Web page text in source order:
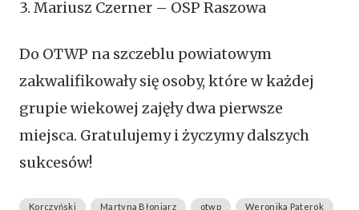
3. Mariusz Czerner – OSP Raszowa
Do OTWP na szczeblu powiatowym
zakwalifikowały się osoby, które w każdej
grupie wiekowej zajęły dwa pierwsze
miejsca. Gratulujemy i życzymy dalszych
sukcesów!
Korczyński Martyna Błoniarz otwp Weronika Paterok